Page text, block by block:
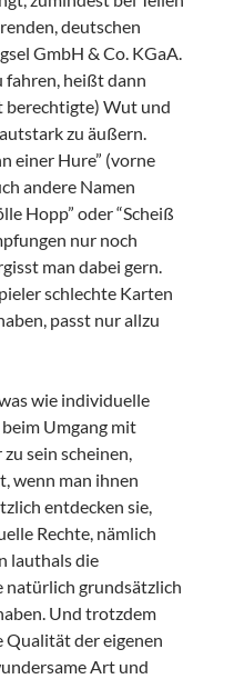
deutschen
GmbH & Co. KGaA.
fahren, heißt dann
berechtigte) Wut und
zu äußern.
einer Hure” (vorne
andere Namen
Hopp” oder “Scheiß
nur noch
man dabei gern.
schlechte Karten
passt nur allzu
wie individuelle
Umgang mit
sein scheinen,
wenn man ihnen
entdecken sie,
Rechte, nämlich
lauthals die
natürlich grundsätzlich
Und trotzdem
Qualität der eigenen
Art und